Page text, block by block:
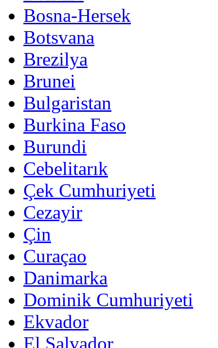
Bosna-Hersek
Botsvana
Brezilya
Brunei
Bulgaristan
Burkina Faso
Burundi
Cebelitarık
Çek Cumhuriyeti
Cezayir
Çin
Curaçao
Danimarka
Dominik Cumhuriyeti
Ekvador
El Salvador